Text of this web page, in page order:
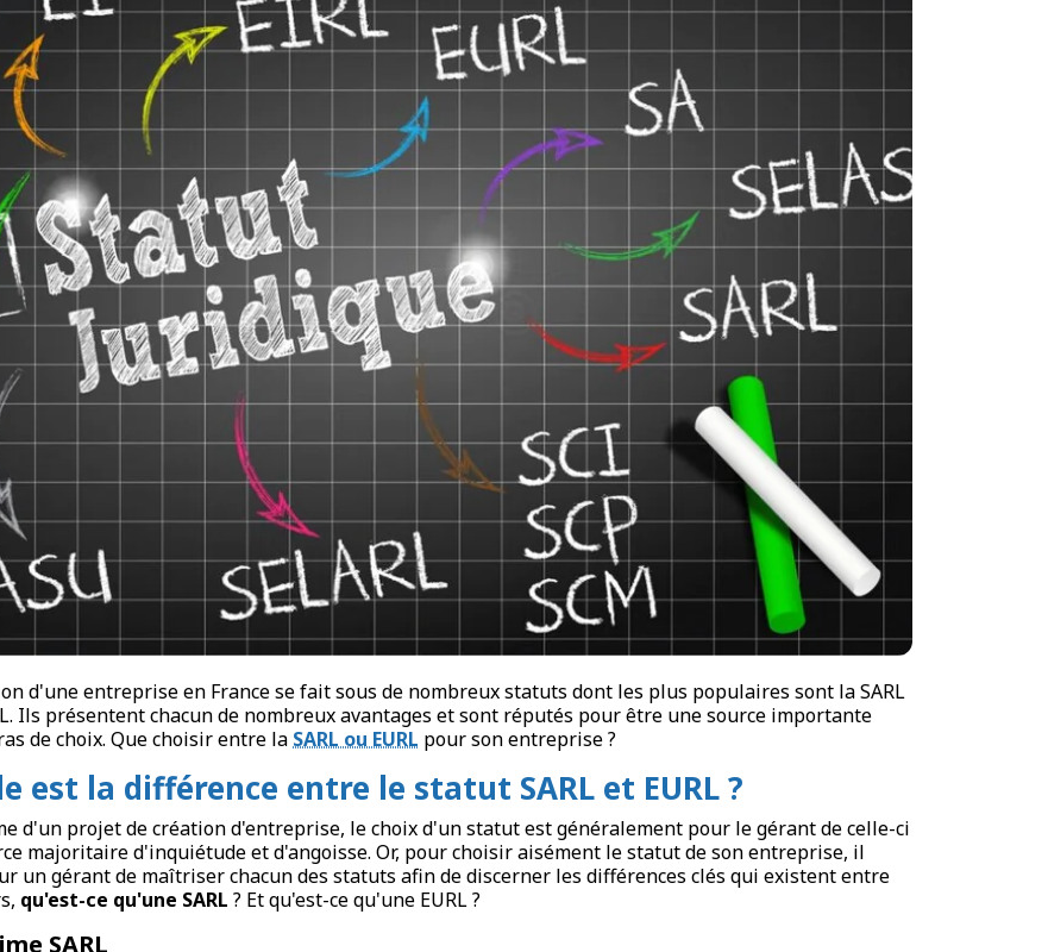
d'une entreprise en France se fait sous de nombreux statuts dont les plus populaires sont la SARL
Ils présentent chacun de nombreux avantages et sont réputés pour être une source importante
de choix. Que choisir entre la SARL ou EURL pour son entreprise ?
est la différence entre le statut SARL et EURL ?
d'un projet de création d'entreprise, le choix d'un statut est généralement pour le gérant de celle-ci
majoritaire d'inquiétude et d'angoisse. Or, pour choisir aisément le statut de son entreprise, il
un gérant de maîtriser chacun des statuts afin de discerner les différences clés qui existent entre
qu'est-ce qu'une SARL ? Et qu'est-ce qu'une EURL ?
SARL